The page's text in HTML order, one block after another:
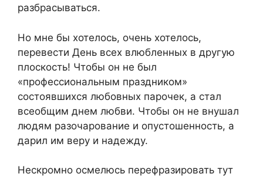
разбрасываться.
Но мне бы хотелось, очень хотелось,
перевести День всех влюбленных в другую
плоскость! Чтобы он не был
«профессиональным праздником»
состоявшихся любовных парочек, а стал
всеобщим днем любви. Чтобы он не внушал
людям разочарование и опустошенность, а
дарил им веру и надежду.
Нескромно осмелюсь перефразировать тут